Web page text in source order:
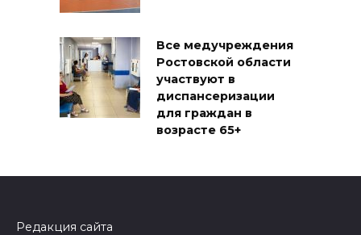
Все медучреждения
Ростовской области
участвуют в
диспансеризации
для граждан в
возрасте 65+
Редакция сайта